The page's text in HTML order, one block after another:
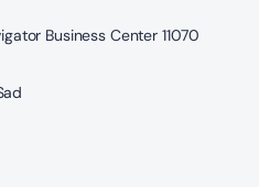
Business Center 11070